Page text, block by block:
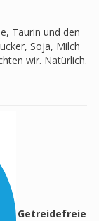
Taurin und den
Soja, Milch
wir. Natürlich.
Getreidefreie